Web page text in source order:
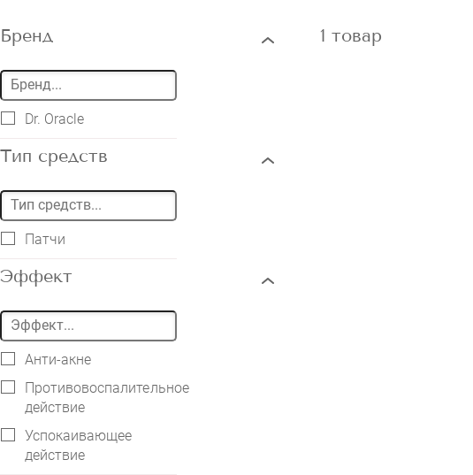
Бренд
Dr. Oracle
Тип средств
Патчи
Эффект
Анти-акне
Противовоспалительное
действие
Успокаивающее
действие
1 товар